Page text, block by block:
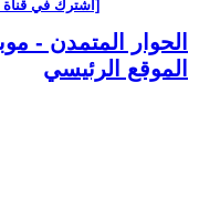
[اشترك في قناة
الحوار المتمدن -
الموقع الرئيسي